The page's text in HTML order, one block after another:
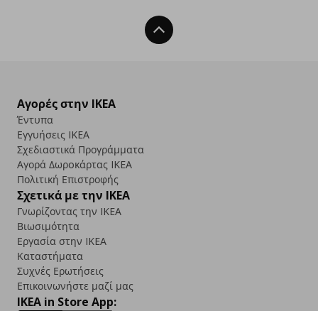
Back To Top
Αγορές στην IKEA
Έντυπα
Εγγυήσεις IKEA
Σχεδιαστικά Προγράμματα
Αγορά Δωρoκάρτας IKEA
Πολιτική Επιστροφής
Σχετικά με την IKEA
Γνωρίζοντας την IKEA
Βιωσιμότητα
Εργασία στην IKEA
Καταστήματα
Συχνές Ερωτήσεις
Επικοινωνήστε μαζί μας
IKEA in Store App: